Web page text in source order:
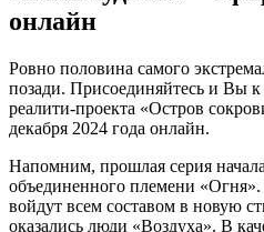
онлайн
Ровно половина самого
позади. Присоединяйтесь и Вы
реалити-проекта «Остров
декабря 2024 года онлайн.
Напомним, прошлая серия
объединенного племени
войдут всем составом в новую
оказались люди «Воздуха». В